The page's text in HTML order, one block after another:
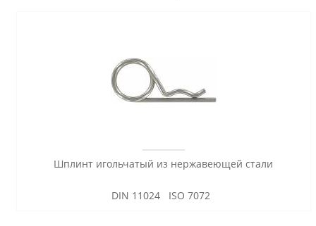
Шплинт игольчатый из нержавеющей стали
DIN 11024 ISO 7072